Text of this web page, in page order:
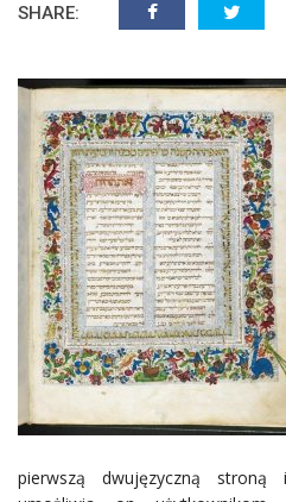
SHARE:
pierwszą dwujęzyczną stroną